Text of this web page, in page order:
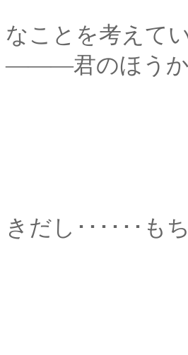
なことを考えて
―――君のほうか
｢だから、
きだし･･････も